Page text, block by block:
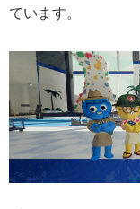
ています。